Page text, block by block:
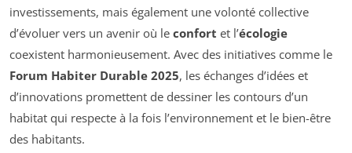
investissements, mais également une volonté collective
d’évoluer vers un avenir où le confort et l’écologie
coexistent harmonieusement. Avec des initiatives comme le
Forum Habiter Durable 2025, les échanges d’idées et
d’innovations promettent de dessiner les contours d’un
habitat qui respecte à la fois l’environnement et le bien-être
des habitants.